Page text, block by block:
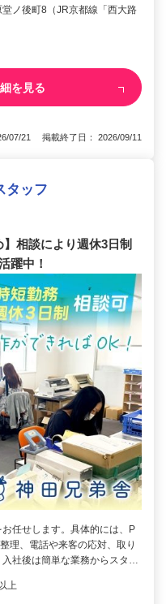
ノ後町8（JR京都線「西大路
を見る
07/21 掲載終了日： 2026/09/11
タッフ
】相談により週休3日制
躍中！
任せします。具体的には、P
理、電話や来客の応対、取り
社後は簡単な業務からスタ…
上